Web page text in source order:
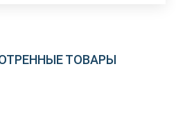
ТОВАРЫ